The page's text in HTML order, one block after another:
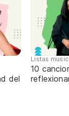
del
Listas
10